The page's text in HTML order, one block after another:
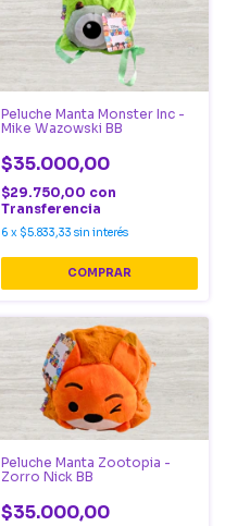
Peluche Manta Monster Inc -
Mike Wazowski BB
$35.000,00
$29.750,00 con
Transferencia
6 x $5.833,33 sin interés
Peluche Manta Zootopia -
Zorro Nick BB
$35.000,00